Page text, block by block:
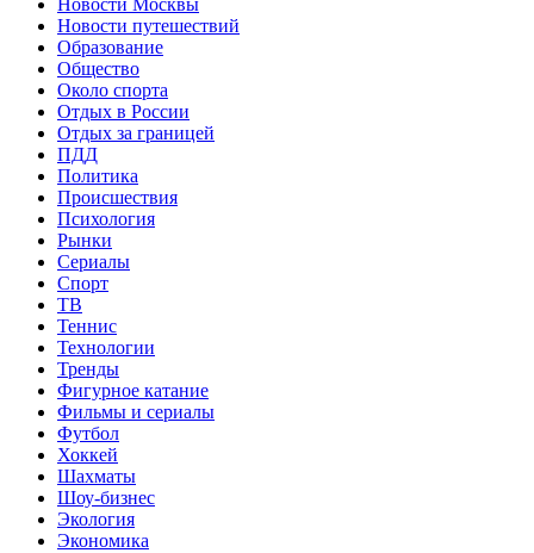
Новости Москвы
Новости путешествий
Образование
Общество
Около спорта
Отдых в России
Отдых за границей
ПДД
Политика
Происшествия
Психология
Рынки
Сериалы
Спорт
ТВ
Теннис
Технологии
Тренды
Фигурное катание
Фильмы и сериалы
Футбол
Хоккей
Шахматы
Шоу-бизнес
Экология
Экономика